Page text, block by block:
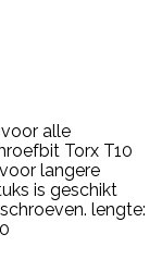
alle
Torx T10
langere
is geschikt
lengte: